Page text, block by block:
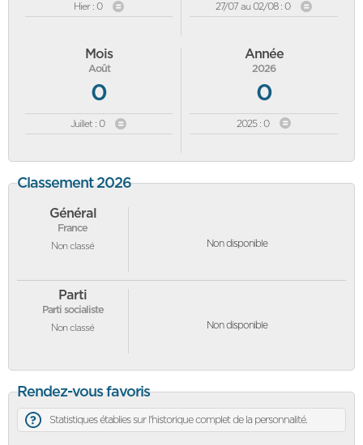
Hier : 0 27/07 au 02/08 : 0
Mois
Août
0
Juillet : 0
Année
2026
0
2025 : 0
Classement 2026
Général
France
Non classé Non disponible
Parti
Parti socialiste
Non classé Non disponible
Rendez-vous favoris
Statistiques établies sur l'historique complet de la personnalité.